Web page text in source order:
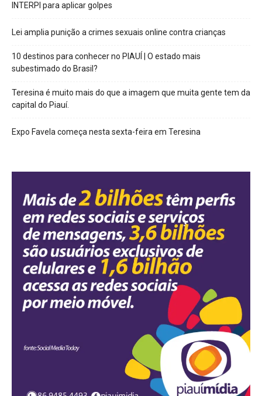
INTERPI para aplicar golpes
Lei amplia punição a crimes sexuais online contra crianças
10 destinos para conhecer no PIAUÍ | O estado mais
subestimado do Brasil?
Teresina é muito mais do que a imagem que muita gente tem da
capital do Piauí.
Expo Favela começa nesta sexta-feira em Teresina